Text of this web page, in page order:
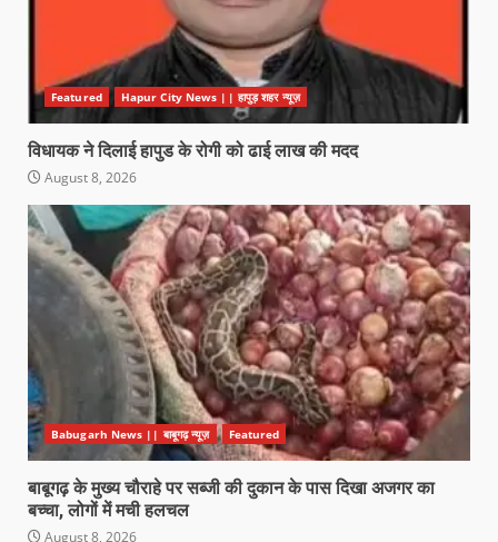
Featured Hapur City News || हापुड़ शहर न्यूज़
विधायक ने दिलाई हापुड के रोगी को ढाई लाख की मदद
August 8, 2026
Babugarh News || बाबूगढ़ न्यूज़ Featured
बाबूगढ़ के मुख्य चौराहे पर सब्जी की दुकान के पास दिखा अजगर का
बच्चा, लोगों में मची हलचल
August 8, 2026